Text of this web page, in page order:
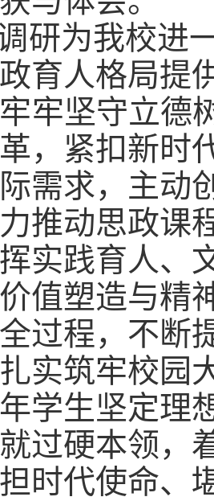
研为我校进
育人格局提
牢坚守立德
，紧扣新时
需求，主动
推动思政课
实践育人、
值塑造与精
过程，不断
实筑牢校园
学生坚定理
过硬本领，
时代使命、